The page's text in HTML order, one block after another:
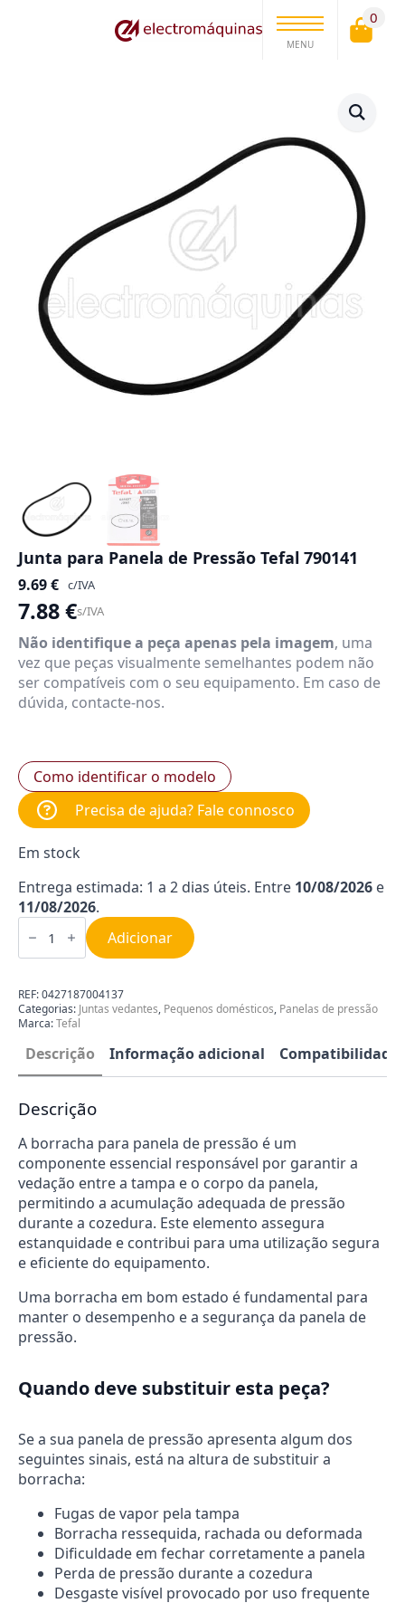
MENU
0
Junta para Panela de Pressão Tefal 790141
9.69€ c/IVA
7.88€s/IVA
Não identifique a peça apenas pela imagem, uma
vez que peças visualmente semelhantes podem não
ser compatíveis com o seu equipamento. Em caso de
dúvida, contacte-nos.
Como identificar o modelo
Precisa de ajuda? Fale connosco
Em stock
Entrega estimada: 1 a 2 dias úteis. Entre 10/08/2026 e
11/08/2026.
Quantidade
de
para
de
Pressão
Tefal
790141
Adicionar
REF:0427187004137
Categorias: Juntas vedantes, Pequenos domésticos, Panelas de pressão
Marca:Tefal
Descrição Informação adicional Compatibilidades
Descrição
A borracha para panela de pressão é um
componente essencial responsável por garantir a
vedação entre a tampa e o corpo da panela,
permitindo a acumulação adequada de pressão
durante a cozedura. Este elemento assegura
estanquidade e contribui para uma utilização segura
e eficiente do equipamento.
Uma borracha em bom estado é fundamental para
manter o desempenho e a segurança da panela de
pressão.
Quando deve substituir esta peça?
Se a sua panela de pressão apresenta algum dos
seguintes sinais, está na altura de substituir a
borracha:
Fugas de vapor pela tampa
Borracha ressequida, rachada ou deformada
Dificuldade em fechar corretamente a panela
Perda de pressão durante a cozedura
Desgaste visível provocado por uso frequente